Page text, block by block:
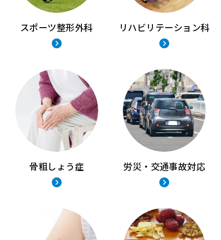
スポーツ整形外科 リハビリテーション科
骨粗しょう症 労災・交通事故対応